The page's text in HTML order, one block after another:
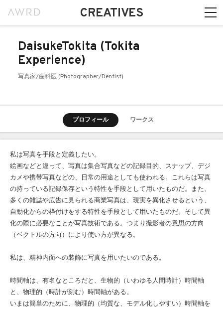
CREATIVES
DaisukeTokita (Tokita
Experience)
写真家/歯科医 (Photographer/Dentist)
プロフィール ワークス
私は写真を手段と定義したい。
絵画などと違って、写真は集合写真などの記録目的、スナップ、デジ
カメや携帯写真などの、日常の用途としても使われる。これらは写真
の持っている記録保存という特性を手段として用いたものだ。また、
多くの雑誌や広告に見られる商業写真は、現実を異化させるという、
自動化からの枠付けをする特性を手段として用いたものだ。そして異
化の際に必要なことが写真技術である。つまり撮影者の意思の方向
（ベクトルの方向）により使い方が異なる。
私は、精神内面への装飾に写真を用いたいのである。
時間軸は、有名なところだと、生物的（いわゆる人間時計）時間軸
と、物理的（時計が刻む）時間軸がある。
いまは簡単のために、物理的（均質な、モデル化しやすい）時間軸を